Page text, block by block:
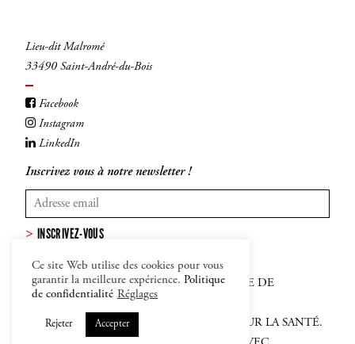
Lieu-dit Malromé
33490 Saint-André-du-Bois
Facebook
Instagram
LinkedIn
Inscrivez vous à notre newsletter !
INSCRIVEZ-VOUS
MENTIONS LÉGALES–CGV–POLITIQUE DE
CONFIDENTIALITÉ ET COOKIES
L'ABUS D'ALCOOL EST DANGEREUX POUR LA SANTÉ.
Ce site Web utilise des cookies pour vous
garantir la meilleure expérience. Politique
de confidentialité Réglages
Rejeter Accepter